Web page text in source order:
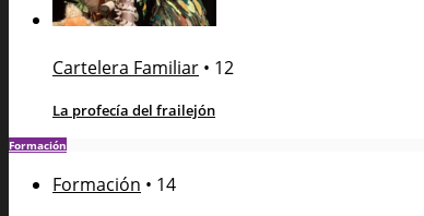
Cartelera Familiar • 12
La profecía del frailejón
Formación
Formación • 14